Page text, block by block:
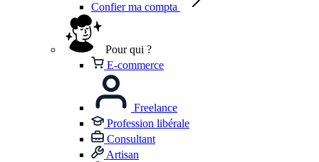
Confier ma compta
Pour qui ?
E-commerce
Freelance
Profession libérale
Consultant
Artisan